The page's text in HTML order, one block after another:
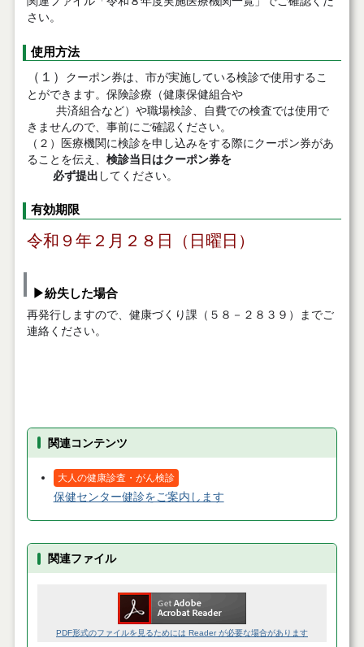
さい。
使用方法
（１）
クーポン券は、市が実施している検診で使用するこ
とができます。保険診療（健康保健組合や
共済組合など）や職場検診、自費での検査では使用で
きませんので、事前にご確認ください。
（２）医療機関に検診を申し込みをする際にクーポン券があ
ることを伝え、 検診当日はクーポン券を
必ず提出 してください。
有効期限
令和９年２月２８日（日曜日）
▶紛失した場合
再発行しますので、健康づくり課（５８－２８３９）までご
連絡ください。
関連コンテンツ
大人の健康診査・がん検診
保健センター健診をご案内します
関連ファイル
PDF形式のファイルを見るためには Reader が必要な場合があります